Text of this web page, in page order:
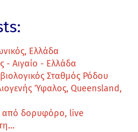
Ελλάδα
- Αιγαίο - Ελλάδα
Σταθμός Ρόδου
Ύφαλος, Queensland,
από δορυφόρο, live